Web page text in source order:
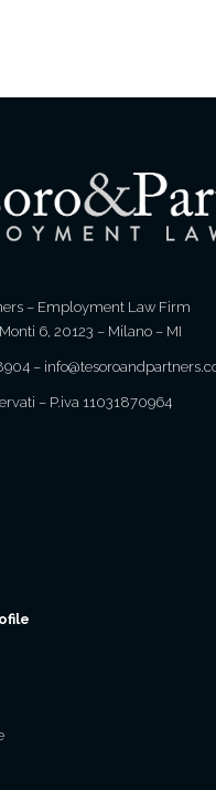
– Employment Law Firm
6, 20123 – Milano – MI
–
– P.iva 11031870964